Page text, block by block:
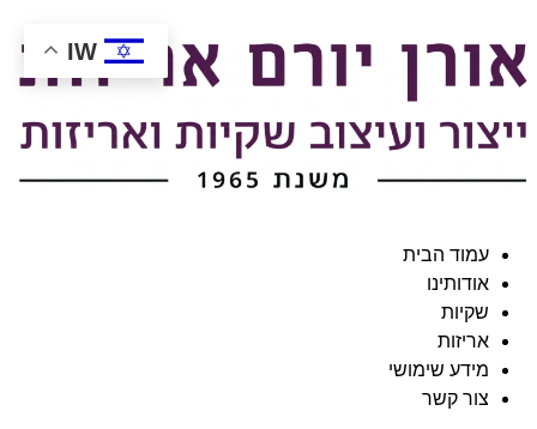
עמוד הבית
אודותינו
שקיות
אריזות
מידע שימושי
צור קשר
IW